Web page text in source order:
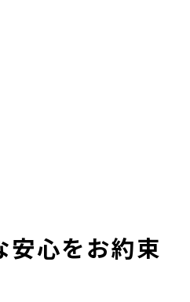
安心をお約束